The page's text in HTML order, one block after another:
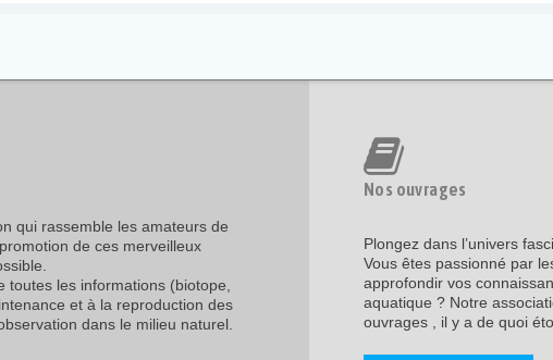
qui rassemble les amateurs de
de ces merveilleux
les informations (biotope,
et à la reproduction des
dans le milieu naturel.
Nos ouvrages
Plongez dans l’univers
Vous êtes passionné par
approfondir vos
aquatique ? Notre
ouvrages , il y a de quoi